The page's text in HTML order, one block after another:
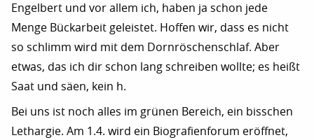
Engelbert und vor allem ich, haben ja schon jede
Menge Bückarbeit geleistet. Hoffen wir, dass es nicht
so schlimm wird mit dem Dornröschenschlaf. Aber
etwas, das ich dir schon lang schreiben wollte; es heißt
Saat und säen, kein h.
Bei uns ist noch alles im grünen Bereich, ein bisschen
Lethargie. Am 1.4. wird ein Biografienforum eröffnet,